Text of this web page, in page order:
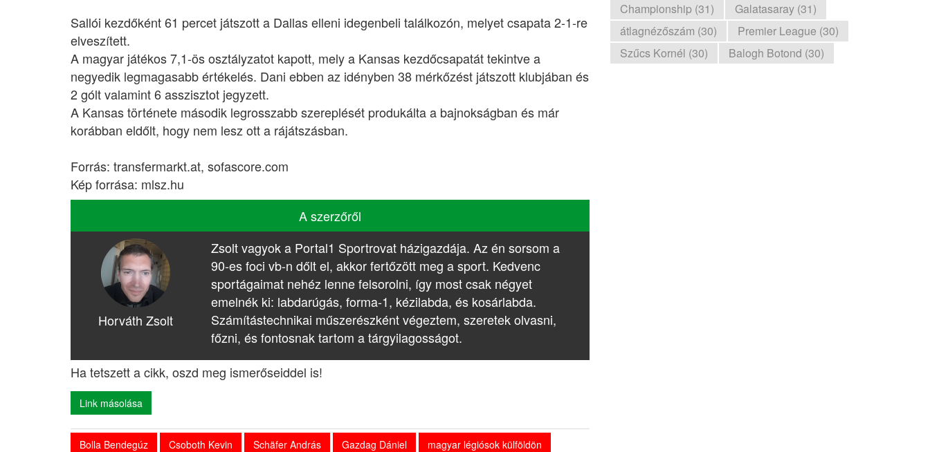
Sallói kezdőként 61 percet játszott a Dallas elleni idegenbeli találkozón, melyet csapata 2-1-re
elveszített.
A magyar játékos 7,1-ös osztályzatot kapott, mely a Kansas kezdőcsapatát tekintve a
negyedik legmagasabb értékelés. Dani ebben az idényben 38 mérkőzést játszott klubjában és
2 gólt valamint 6 asszisztot jegyzett.
A Kansas története második legrosszabb szereplését produkálta a bajnokságban és már
korábban eldőlt, hogy nem lesz ott a rájátszásban.
Forrás: transfermarkt.at, sofascore.com
Kép forrása: mlsz.hu
A szerzőről
Horváth Zsolt
Zsolt vagyok a Portal1 Sportrovat házigazdája. Az én sorsom a
90-es foci vb-n dőlt el, akkor fertőzött meg a sport. Kedvenc
sportágaimat nehéz lenne felsorolni, így most csak négyet
emelnék ki: labdarúgás, forma-1, kézilabda, és kosárlabda.
Számítástechnikai műszerészként végeztem, szeretek olvasni,
főzni, és fontosnak tartom a tárgyilagosságot.
Ha tetszett a cikk, oszd meg ismerőseiddel is!
Link másolása
Bolla Bendegúz Csoboth Kevin Schäfer András Gazdag Dániel magyar légiósok külföldön
Championship (31)
Galatasaray (31)
átlagnézőszám (30)
Premier League (30)
Szűcs Kornél (30)
Balogh Botond (30)